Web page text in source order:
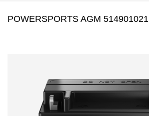
POWERSPORTS AGM 514901021